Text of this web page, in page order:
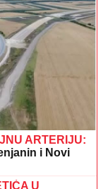
ARTERIJU:
i Novi
U
slike sa
na
koliko je
OD SVOG"
posebnim